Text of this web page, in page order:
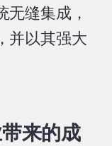
无缝集成，
并以其强大
来的成